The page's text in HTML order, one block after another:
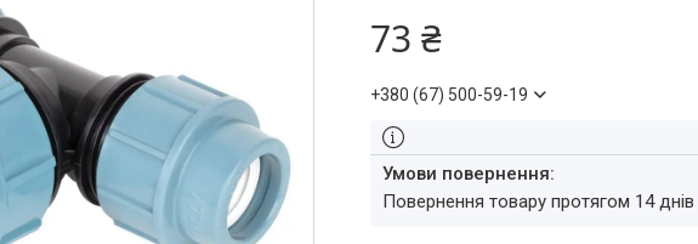
73 ₴
+380 (67) 500-59-19
повернення товару протягом 14 днів